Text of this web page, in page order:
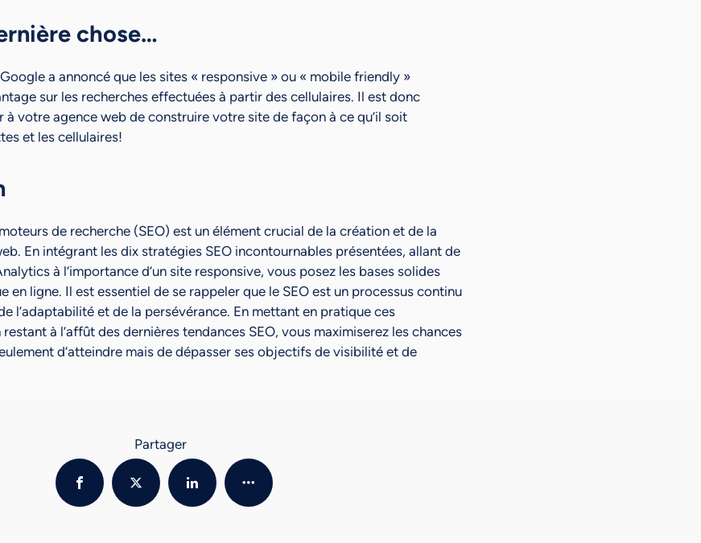
chose…
a annoncé que les sites « responsive » ou « mobile friendly »
sur les recherches effectuées à partir des cellulaires. Il est donc
à votre agence web de construire votre site de façon à ce qu’il soit
et les cellulaires!
de recherche (SEO) est un élément crucial de la création et de la
En intégrant les dix stratégies SEO incontournables présentées, allant de
à l’importance d’un site responsive, vous posez les bases solides
en ligne. Il est essentiel de se rappeler que le SEO est un processus continu
l’adaptabilité et de la persévérance. En mettant en pratique ces
à l’affût des dernières tendances SEO, vous maximiserez les chances
d’atteindre mais de dépasser ses objectifs de visibilité et de
Partager